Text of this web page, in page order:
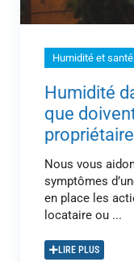
Humidité et santé
Humidité
que
Nous vous
symptômes
en place les
locataire ou ...
LIRE PLUS